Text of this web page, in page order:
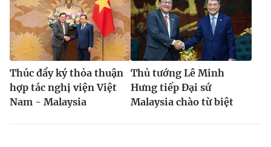
Thúc đẩy ký thỏa thuận
hợp tác nghị viện Việt
Nam - Malaysia
Thủ tướng Lê Minh
Hưng tiếp Đại sứ
Malaysia chào từ biệt